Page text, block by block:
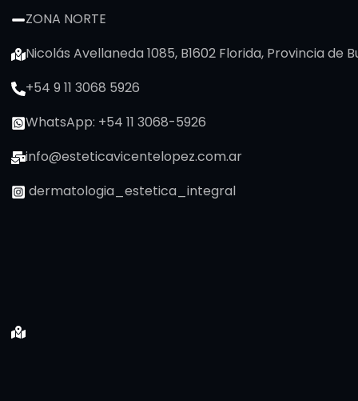
ZONA NORTE
Nicolás Avellaneda 1085, B1602 Florida, Provincia de
+54 9 11 3068 5926
WhatsApp: +54 11 3068-5926
info@esteticavicentelopez.com.ar
dermatologia_estetica_integral